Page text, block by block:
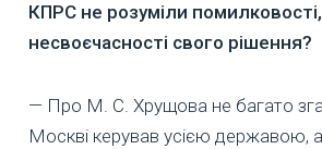
КПРС не розуміли помилковості,
несвоєчасності свого рішення?
— Про М. С. Хрущова не багато
Москві керував усією державою,